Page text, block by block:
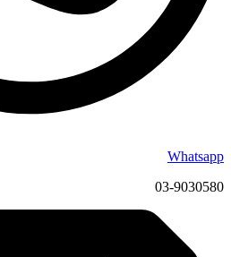
Whatsapp
03-9030580